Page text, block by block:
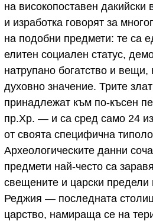
на високопоставен
и изработка говорят за
на подобни предмети: те са
елитен социален статус,
натрупано богатство и вещи,
духовно значение. Трите
принадлежат към по-късен
пр.Хр. — и са сред само 24
от своята специфична
Археологическите данни
предмети най-често са
свещените и царски
Реджия — последната
царство, намираща се на